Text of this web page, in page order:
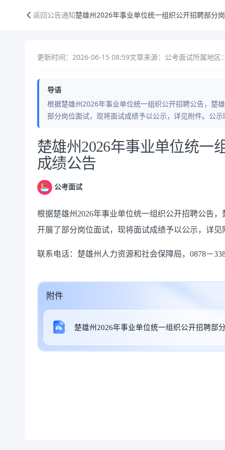
返回公告通知楚雄州2026年事业单位统一组织公开招聘部分
更新时间：2026-06-15 08:59文章来源：公考面试所属地区
导语
根据楚雄州2026年事业单位统一组织公开招聘公告，楚
部分岗位面试，现将面试成绩予以公示，详见附件。公
公告正文
楚雄州2026年事业单位统一
成绩公告
公考面试
根据楚雄州2026年事业单位统一组织公开招聘公告
开展了部分岗位面试，现将面试成绩予以公示，详
联系电话：楚雄州人力资源和社会保障局，0878－
附件
楚雄州2026年事业单位统一组织公开招聘部